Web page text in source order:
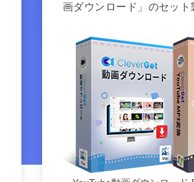
画ダウンロード」のセット